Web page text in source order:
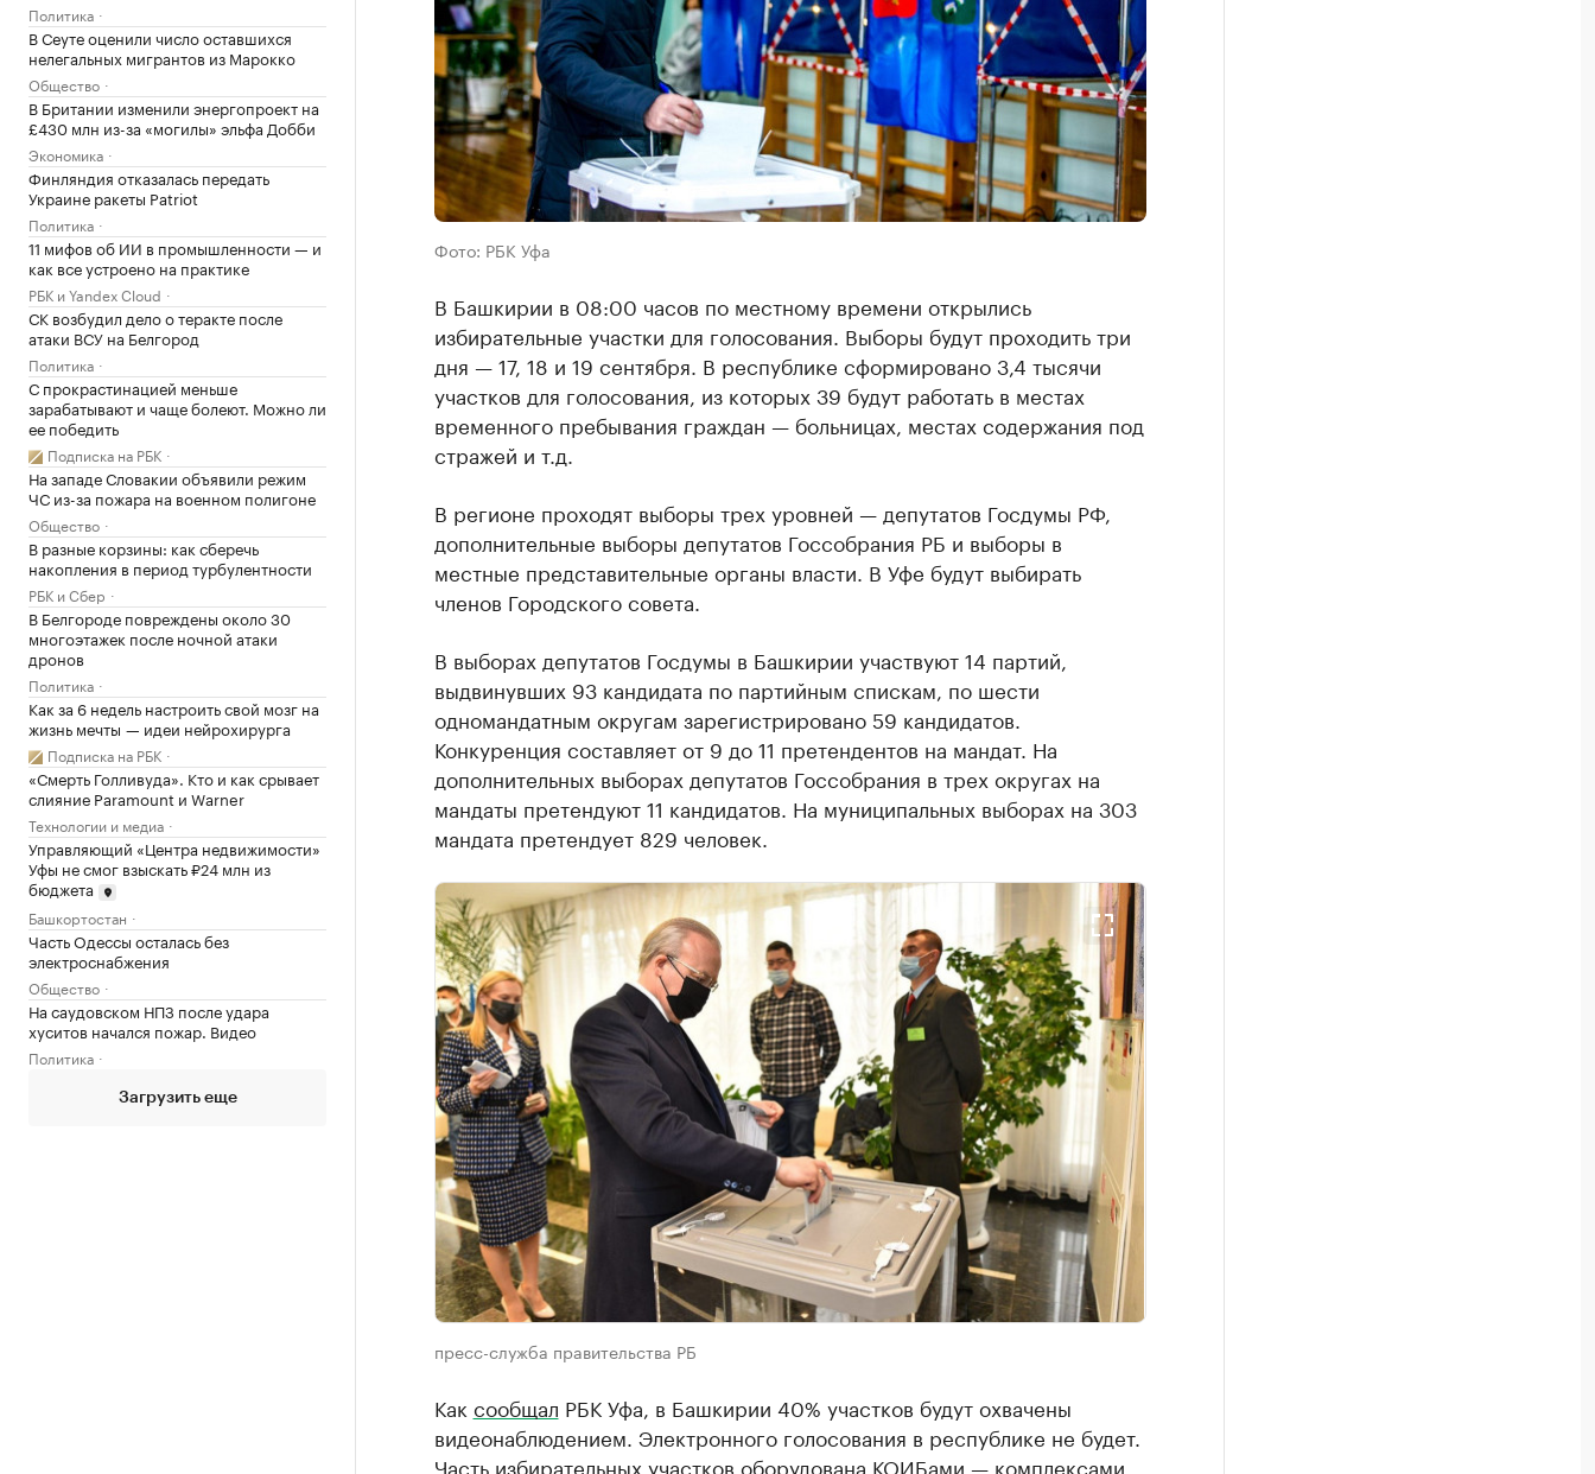
Политика
В Сеуте оценили число оставшихся
нелегальных мигрантов из Марокко
Общество
В Британии изменили энергопроект на
£430 млн из-за «могилы» эльфа Добби
Экономика
Финляндия отказалась передать
Украине ракеты Patriot
Политика
11 мифов об ИИ в промышленности — и
как все устроено на практике
РБК и Yandex Cloud
СК возбудил дело о теракте после
атаки ВСУ на Белгород
Политика
С прокрастинацией меньше
зарабатывают и чаще болеют. Можно ли
ее победить
Подписка на РБК
На западе Словакии объявили режим
ЧС из-за пожара на военном полигоне
Общество
В разные корзины: как сберечь
накопления в период турбулентности
РБК и Сбер
В Белгороде повреждены около 30
многоэтажек после ночной атаки
дронов
Политика
Как за 6 недель настроить свой мозг на
жизнь мечты — идеи нейрохирурга
Подписка на РБК
«Смерть Голливуда». Кто и как срывает
слияние Paramount и Warner
Технологии и медиа
Управляющий «Центра недвижимости»
Уфы не смог взыскать ₽24 млн из
бюджета
Башкортостан
Часть Одессы осталась без
электроснабжения
Общество
На саудовском НПЗ после удара
хуситов начался пожар. Видео
Политика
Загрузить еще
Фото: РБК Уфа
В Башкирии в 08:00 часов по местному времени открылись
избирательные участки для голосования. Выборы будут проходить три
дня — 17, 18 и 19 сентября. В республике сформировано 3,4 тысячи
участков для голосования, из которых 39 будут работать в местах
временного пребывания граждан — больницах, местах содержания под
стражей и т.д.
В регионе проходят выборы трех уровней — депутатов Госдумы РФ,
дополнительные выборы депутатов Госсобрания РБ и выборы в
местные представительные органы власти. В Уфе будут выбирать
членов Городского совета.
В выборах депутатов Госдумы в Башкирии участвуют 14 партий,
выдвинувших 93 кандидата по партийным спискам, по шести
одномандатным округам зарегистрировано 59 кандидатов.
Конкуренция составляет от 9 до 11 претендентов на мандат. На
дополнительных выборах депутатов Госсобрания в трех округах на
мандаты претендуют 11 кандидатов. На муниципальных выборах на 303
мандата претендует 829 человек.
пресс-служба правительства РБ
Как сообщал РБК Уфа, в Башкирии 40% участков будут охвачены
видеонаблюдением. Электронного голосования в республике не будет.
Часть избирательных участков оборудована КОИБами — комплексами